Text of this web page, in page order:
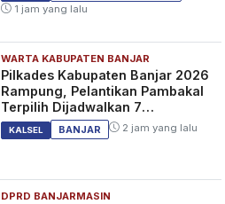
1 jam yang lalu
WARTA KABUPATEN BANJAR
Pilkades Kabupaten Banjar 2026
Rampung, Pelantikan Pambakal
Terpilih Dijadwalkan 7
September 2026
KALSEL BANJAR 2 jam yang lalu
DPRD BANJARMASIN